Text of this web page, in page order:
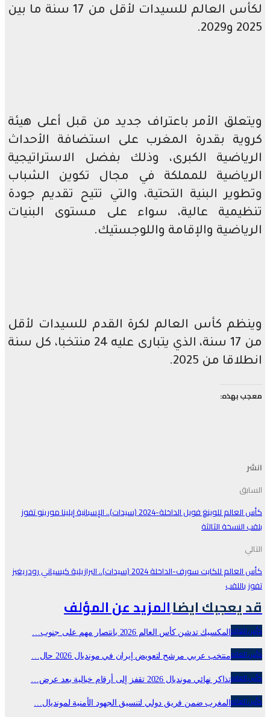
لكأس العالم للسيدات لأقل من 17 سنة ما بين
2025 و2029.
ويتعلق الأمر باعتراف جديد من قبل أعلى هيئة
كروية بقدرة المغرب على استضافة الأحداث
الرياضية الكبرى، وذلك بفضل الاستراتيجية
الرياضية للمملكة في مجال تكوين الشباب
وتطوير البنية التحتية، والتي تتيح تقديم جودة
تنظيمية عالية، سواء على مستوى البنيات
الرياضية والإقامة واللوجستيك.
وينظم كأس العالم لكرة القدم للسيدات لأقل
من 17 سنة، الذي يتبارى عليه 24 منتخبا، كل سنة
انطلاقا من 2025.
معجب بهذه:
انشر
السابق
كأس العالم للوينغ فويل الداخلة-2024 (سيدات).. الإسبانية إيلينا مورينو تفوز
بلقب النسخة الثالثة
التالي
كأس العالم للكايت سورف-الداخلة 2024 (سيدات).. البرازيلية كيسياني رودريغيز
تفوز باللقب
قد يعجبك ايضاالمزيد عن المؤلف
كأس العالم المكسيك تدشن كأس العالم 2026 بانتصار مهم على جنوب…
كأس العالممنتخب عربي مرشح لتعويض إيران في مونديال 2026 حال…
كأس العالمتذاكر نهائي مونديال 2026 تقفز إلى أرقام خيالية بعد عرض…
كأس العالم المغرب ضمن فريق دولي لتنسيق الجهود الأمنية لمونديال…